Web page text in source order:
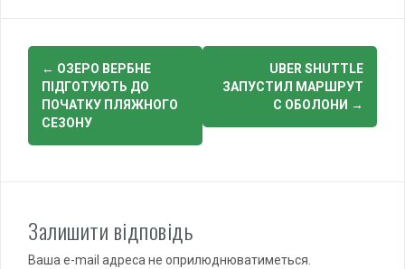
Post
navigation
← ОЗЕРО ВЕРБНЕ
ПІДГОТУЮТЬ ДО
ПОЧАТКУ ПЛЯЖНОГО
СЕЗОНУ
UBER SHUTTLE
ЗАПУСТИЛ МАРШРУТ
С ОБОЛОНИ →
Залишити відповідь
Ваша e-mail адреса не оприлюднюватиметься.